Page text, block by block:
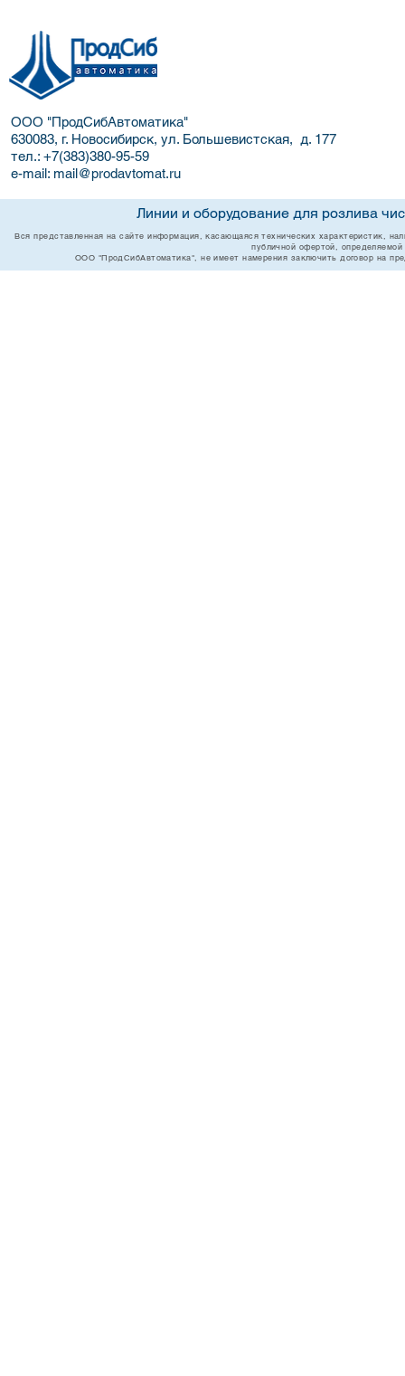
ООО "ПродСибАвтоматика"
630083, г. Новосибирск, ул. Большевистская, д. 177
тел.: +7(383)380-95-59
e-mail: mail@prodavtomat.ru
Линии и оборудование для розлива
Вся представленная на сайте информация, касающаяся технических характеристик,
публичной офертой,
ООО "ПродСибАвтоматика", не имеет намерения заключить договор на